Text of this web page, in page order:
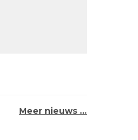
Meer nieuws …